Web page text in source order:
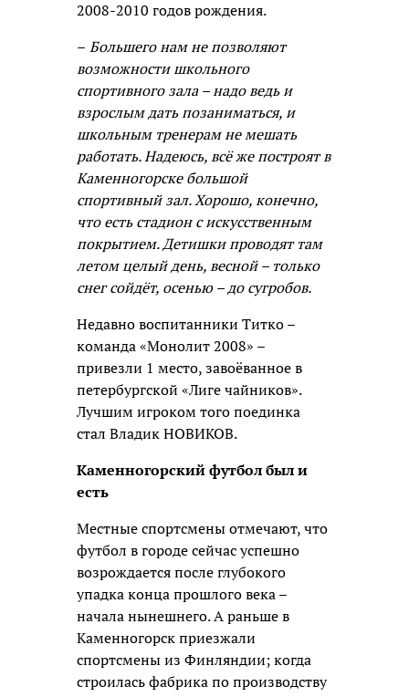
2008-2010 годов рождения.
– Большего нам не позволяют
возможности школьного
спортивного зала – надо ведь и
взрослым дать позаниматься, и
школьным тренерам не мешать
работать. Надеюсь, всё же построят в
Каменногорске большой
спортивный зал. Хорошо, конечно,
что есть стадион с искусственным
покрытием. Детишки проводят там
летом целый день, весной – только
снег сойдёт, осенью – до сугробов.
Недавно воспитанники Титко –
команда «Монолит 2008» –
привезли 1 место, завоёванное в
петербургской «Лиге чайников».
Лучшим игроком того поединка
стал Владик НОВИКОВ.
Каменногорский футбол был и
есть
Местные спортсмены отмечают, что
футбол в городе сейчас успешно
возрождается после глубокого
упадка конца прошлого века –
начала нынешнего. А раньше в
Каменногорск приезжали
спортсмены из Финляндии; когда
строилась фабрика по производству